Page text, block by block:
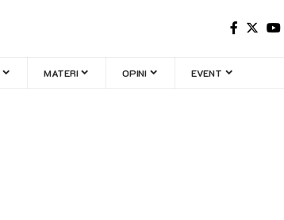
MATERI OPINI EVENT